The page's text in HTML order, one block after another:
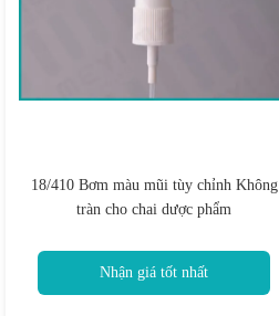
18/410 Bơm màu mũi tùy chỉnh Không
tràn cho chai dược phẩm
Nhận giá tốt nhất